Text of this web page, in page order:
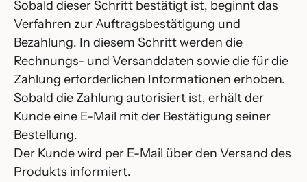
Sobald dieser Schritt bestätigt ist, beginnt das
Verfahren zur Auftragsbestätigung und
Bezahlung. In diesem Schritt werden die
Rechnungs- und Versanddaten sowie die für die
Zahlung erforderlichen Informationen erhoben.
Sobald die Zahlung autorisiert ist, erhält der
Kunde eine E-Mail mit der Bestätigung seiner
Bestellung.
Der Kunde wird per E-Mail über den Versand des
Produkts informiert.